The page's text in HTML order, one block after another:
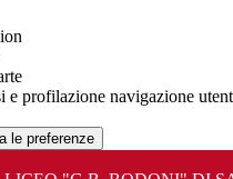
e profilazione navigazione
le preferenze